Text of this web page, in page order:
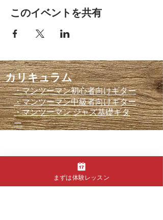
このイベントを共有
カリキュラム
・マンツーマン初心者向けギター
・マンツーマン中級者向けギター
・マンツーマン ジャズ基礎ギタ
ー
・ジャムセッションワークショップ
・無料体験レッスン
まずは体験レッスン